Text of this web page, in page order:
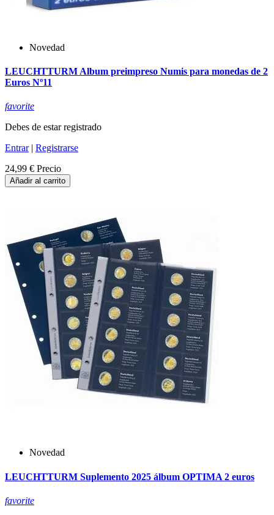
Novedad
LEUCHTTURM Album preimpreso Numis para monedas de 2
Euros Nº11
favorite
Debes de estar registrado
Entrar| Registrarse
24,99 € Precio
Añadir al carrito
Novedad
LEUCHTTURM Suplemento 2025 álbum OPTIMA 2 euros
favorite